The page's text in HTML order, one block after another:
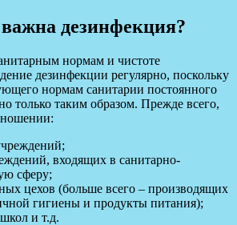
важна дезинфекция?
нормам и чистоте
дезинфекции регулярно, поскольку
нормам санитарии постоянного
только таким образом. Прежде всего,
входящих в санитарно-
сферу;
цехов (больше всего – производящих
гигиены и продукты питания);
и т.д.